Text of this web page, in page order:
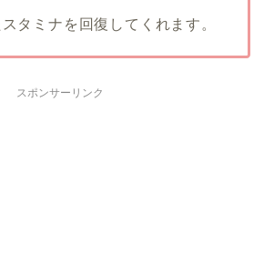
タミナを回復してくれます。
スポンサーリンク